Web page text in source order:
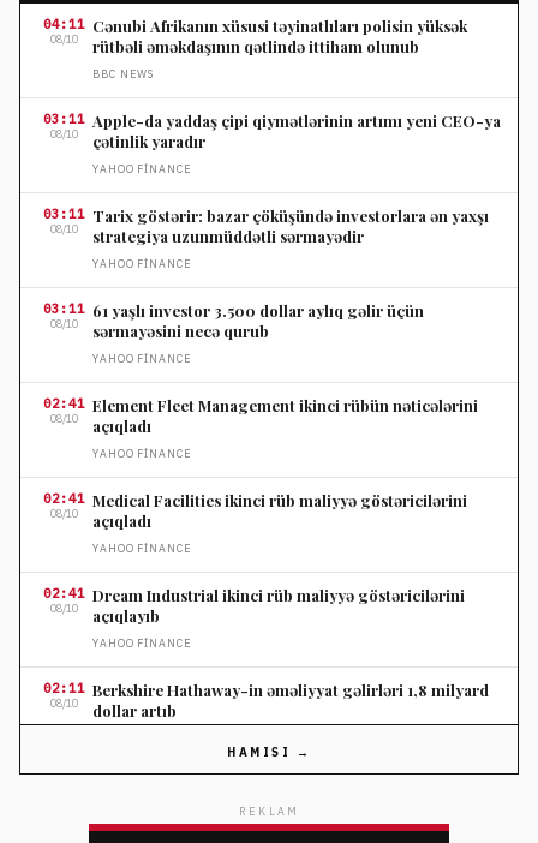
04:11
08/10
Cənubi Afrikanın xüsusi təyinatlıları polisin yüksək
rütbəli əməkdaşının qətlində ittiham olunub
BBC NEWS
03:11
08/10
Apple-da yaddaş çipi qiymətlərinin artımı yeni CEO-ya
çətinlik yaradır
YAHOO FINANCE
03:11
08/10
Tarix göstərir: bazar çöküşündə investorlara ən yaxşı
strategiya uzunmüddətli sərmayədir
YAHOO FINANCE
03:11
08/10
61 yaşlı investor 3.500 dollar aylıq gəlir üçün
sərmayəsini necə qurub
YAHOO FINANCE
02:41
08/10
Element Fleet Management ikinci rübün nəticələrini
açıqladı
YAHOO FINANCE
02:41
08/10
Medical Facilities ikinci rüb maliyyə göstəricilərini
açıqladı
YAHOO FINANCE
02:41
08/10
Dream Industrial ikinci rüb maliyyə göstəricilərini
açıqlayıb
YAHOO FINANCE
02:11
08/10
Berkshire Hathaway-in əməliyyat gəlirləri 1,8 milyard
dollar artıb
YAHOO FINANCE
HAMISI →
REKLAM